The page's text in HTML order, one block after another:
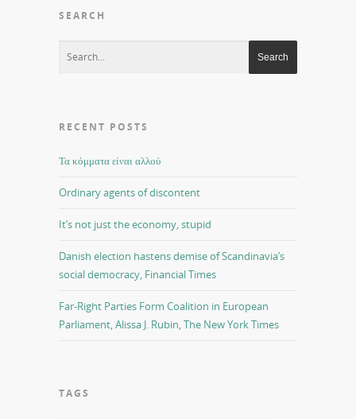
SEARCH
RECENT POSTS
Τα κόμματα είναι αλλού
Ordinary agents of discontent
It’s not just the economy, stupid
Danish election hastens demise of Scandinavia’s
social democracy, Financial Times
Far-Right Parties Form Coalition in European
Parliament, Alissa J. Rubin, The New York Times
TAGS